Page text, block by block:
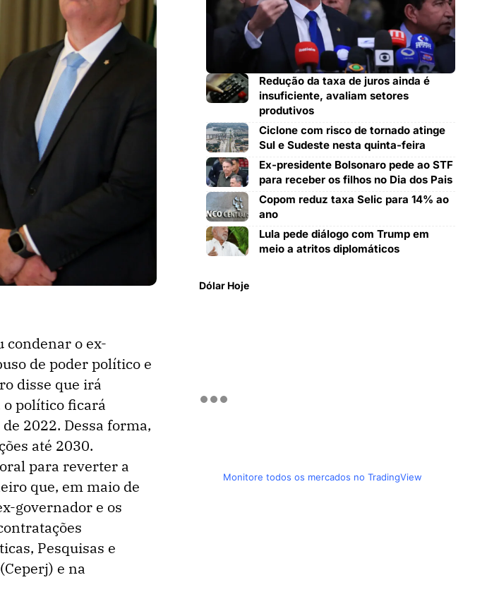
condenar o ex-
de poder político e
disse que irá
o político ficará
2022. Dessa forma,
até 2030.
para reverter a
que, em maio de
governador e os
Pesquisas e
e na
Redução da taxa de juros ainda é
insuficiente, avaliam setores
produtivos
Ciclone com risco de tornado atinge
Sul e Sudeste nesta quinta-feira
Ex-presidente Bolsonaro pede ao STF
para receber os filhos no Dia dos Pais
Copom reduz taxa Selic para 14% ao
ano
Lula pede diálogo com Trump em
meio a atritos diplomáticos
Dólar Hoje
Monitore todos os mercados no TradingView